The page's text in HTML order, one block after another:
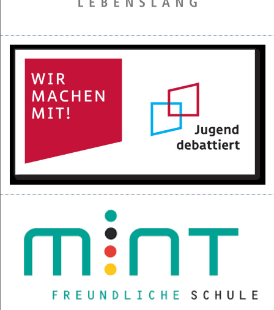
Projektpräsentation der 6d für den BGC
16.05.2025
Kurzfilme über den Izmir-Austausch im Kino
22.04.2025
KI-Fortbildung der Lehrerschaft
Null-Tage-Feier und Ferien!